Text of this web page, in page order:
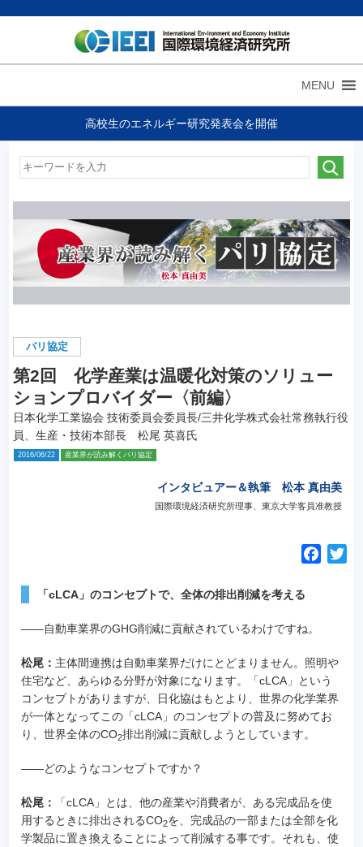
MENU
高校生のエネルギー研究発表会を開催
パリ協定
第2回 化学産業は温暖化対策のソリュー
ションプロバイダー〈前編〉
日本化学工業協会 技術委員会委員長/三井化学株式会社常務執行役
員、生産・技術本部長 松尾 英喜氏
2016/06/22 産業界が読み解くパリ協定
インタビュアー＆執筆 松本 真由美
国際環境経済研究所理事、東京大学客員准教授
o
k
「cLCA」のコンセプトで、全体の排出削減を考える
――自動車業界のGHG削減に貢献されているわけですね。
松尾： 主体間連携は自動車業界だけにとどまりません。照明や
住宅など、あらゆる分野が対象になります。「cLCA」という
コンセプトがありますが、日化協はもとより、世界の化学業界
が一体となってこの「cLCA」のコンセプトの普及に努めてお
り、世界全体のCO2排出削減に貢献しようとしています。
――どのようなコンセプトですか？
松尾：
「cLCA」とは、他の産業や消費者が、ある完成品を使
用するときに排出されるCO2を、完成品の一部または全部を化
学製品に置き換えることによって削減する事です。それも、使